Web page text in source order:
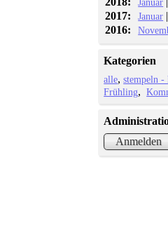
2017: Januar |
2016:
Kategorien
alle stempeln -
Frühling
Anmelden